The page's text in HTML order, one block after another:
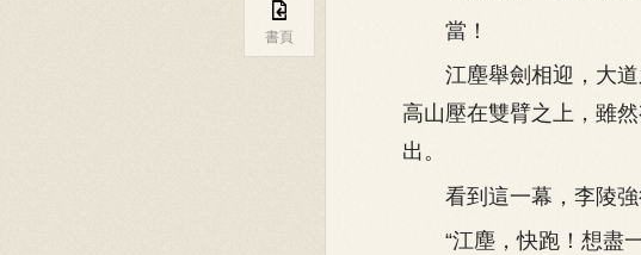
當！
江塵舉劍相迎，大道
高山壓在雙臂之上，雖
出。
看到這一幕，李陵強
“江塵，快跑！想盡一

書頁